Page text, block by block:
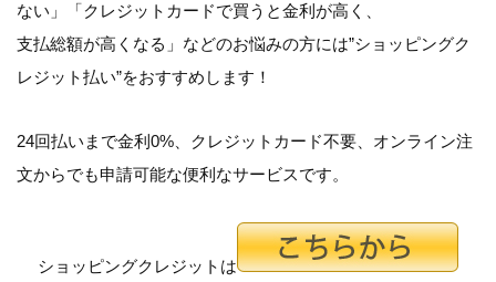
ない 」「クレジットカードで買うと金利が高く、
支払総額が高くなる 」などのお悩みの方には”ショッピングク
レジット払い”をおすすめします！
24回払いまで金利0%、クレジットカード不要、オンライン注
文からでも申請可能な便利なサービスです。
ショッピングクレジットは